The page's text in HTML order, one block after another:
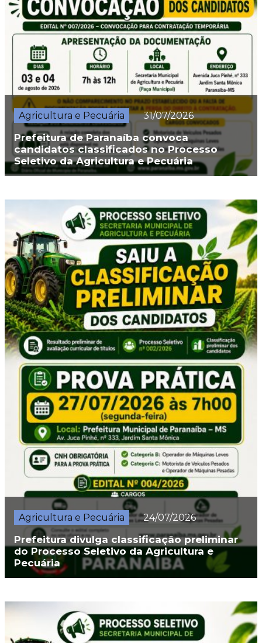
Agricultura e Pecuária 31/07/2026
Prefeitura de Paranaíba convoca
candidatos classificados no Processo
Seletivo da Agricultura e Pecuária
Agricultura e Pecuária 24/07/2026
Prefeitura divulga classificação preliminar
do Processo Seletivo da Agricultura e
Pecuária